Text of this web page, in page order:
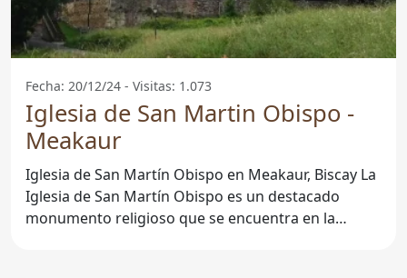
Fecha: 20/12/24 - Visitas: 1.073
Iglesia de San Martin Obispo -
Meakaur
Iglesia de San Martín Obispo en Meakaur, Biscay La
Iglesia de San Martín Obispo es un destacado
monumento religioso que se encuentra en la